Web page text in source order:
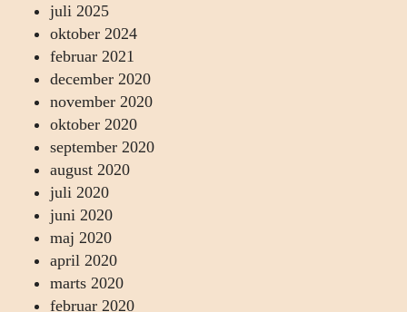
juli 2025
oktober 2024
februar 2021
december 2020
november 2020
oktober 2020
september 2020
august 2020
juli 2020
juni 2020
maj 2020
april 2020
marts 2020
februar 2020